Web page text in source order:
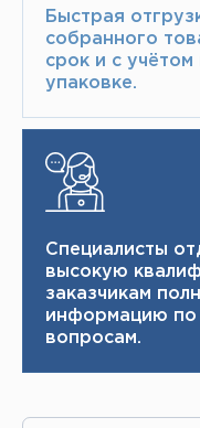
Быстрая
собранного
срок и с
упаковке.​
Специалисты
высокую
заказчикам
информацию по
вопросам.